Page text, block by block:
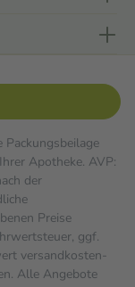
Packungsbeilage
Apotheke. AVP:
der
Preise
ggf.
versand­kosten­
Alle Angebote